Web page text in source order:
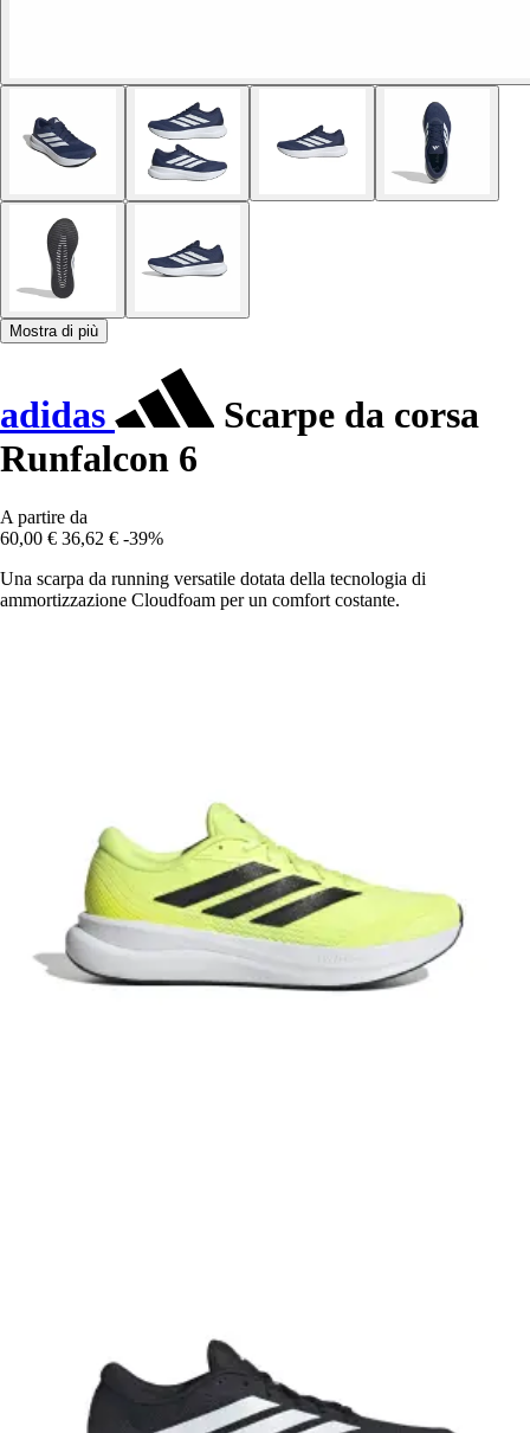
Mostra di più
adidas
Scarpe da corsa
Runfalcon 6
A partire da
60,00 € 36,62 € -39%
Una scarpa da running versatile dotata della tecnologia di
ammortizzazione Cloudfoam per un comfort costante.